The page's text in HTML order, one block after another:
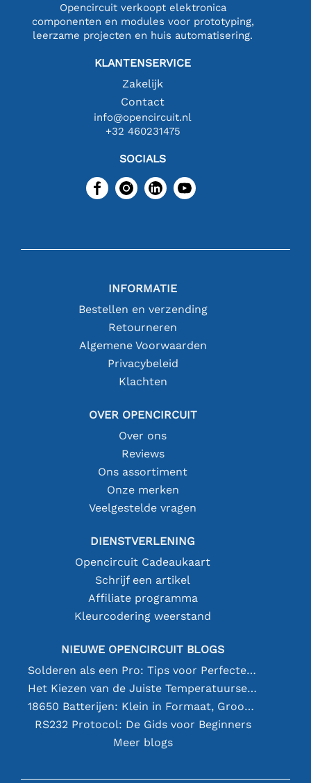
Opencircuit verkoopt elektronica
componenten en modules voor prototyping,
leerzame projecten en huis automatisering.
KLANTENSERVICE
Zakelijk
Contact
info@opencircuit.nl
+32 460231475
SOCIALS
INFORMATIE
Bestellen en verzending
Retourneren
Algemene Voorwaarden
Privacybeleid
Klachten
OVER OPENCIRCUIT
Over ons
Reviews
Ons assortiment
Onze merken
Veelgestelde vragen
DIENSTVERLENING
Opencircuit Cadeaukaart
Schrijf een artikel
Affiliate programma
Kleurcodering weerstand
NIEUWE OPENCIRCUIT BLOGS
Solderen als een Pro: Tips voor Perfecte Elektronische Verbindingen
Het Kiezen van de Juiste Temperatuursensor [youtube]
18650 Batterijen: Klein in Formaat, Groot in Prestatie
RS232 Protocol: De Gids voor Beginners
Meer blogs